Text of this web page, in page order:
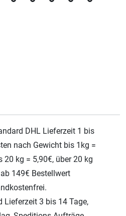
DHL Lieferzeit 1 bis
nach Gewicht bis 1kg =
20 kg = 5,90€, über 20 kg
149€ Bestellwert
Lieferzeit 3 bis 14 Tage,